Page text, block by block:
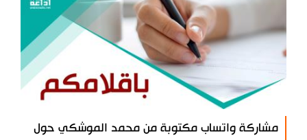
مشاركة واتساب مكتوبة من محمد الموشكي حول